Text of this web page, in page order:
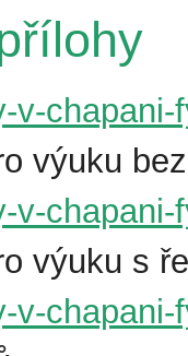
v-
výuku
v-
výuku s
v-